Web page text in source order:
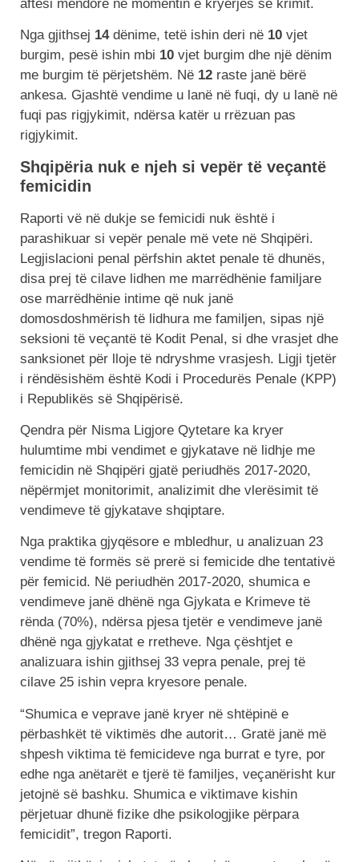
aftësi mendore në momentin e kryerjes së krimit.
Nga gjithsej 14dënime, tetë ishin deri në 10 vjet
burgim, pesë ishin mbi 10 vjet burgim dhe një dënim
me burgim të përjetshëm. Në 12 raste janë bërë
ankesa. Gjashtë vendime u lanë në fuqi, dy u lanë në
fuqi pas rigjykimit, ndërsa katër u rrëzuan pas
rigjykimit.
Shqipëria nuk e njeh si vepër të veçantë
femicidin
Raporti vë në dukje se femicidi nuk është i
parashikuar si vepër penale më vete në Shqipëri.
Legjislacioni penal përfshin aktet penale të dhunës,
disa prej të cilave lidhen me marrëdhënie familjare
ose marrëdhënie intime që nuk janë
domosdoshmërish të lidhura me familjen, sipas një
seksioni të veçantë të Kodit Penal, si dhe vrasjet dhe
sanksionet për lloje të ndryshme vrasjesh. Ligji tjetër
i rëndësishëm është Kodi i Procedurës Penale (KPP)
i Republikës së Shqipërisë.
Qendra për Nisma Ligjore Qytetare ka kryer
hulumtime mbi vendimet e gjykatave në lidhje me
femicidin në Shqipëri gjatë periudhës 2017-2020,
nëpërmjet monitorimit, analizimit dhe vlerësimit të
vendimeve të gjykatave shqiptare.
Nga praktika gjyqësore e mbledhur, u analizuan 23
vendime të formës së prerë si femicide dhe tentativë
për femicid. Në periudhën 2017-2020, shumica e
vendimeve janë dhënë nga Gjykata e Krimeve të
rënda (70%), ndërsa pjesa tjetër e vendimeve janë
dhënë nga gjykatat e rretheve. Nga çështjet e
analizuara ishin gjithsej 33 vepra penale, prej të
cilave 25 ishin vepra kryesore penale.
“Shumica e veprave janë kryer në shtëpinë e
përbashkët të viktimës dhe autorit… Gratë janë më
shpesh viktima të femicideve nga burrat e tyre, por
edhe nga anëtarët e tjerë të familjes, veçanërisht kur
jetojnë së bashku. Shumica e viktimave kishin
përjetuar dhunë fizike dhe psikologjike përpara
femicidit”, tregon Raporti.